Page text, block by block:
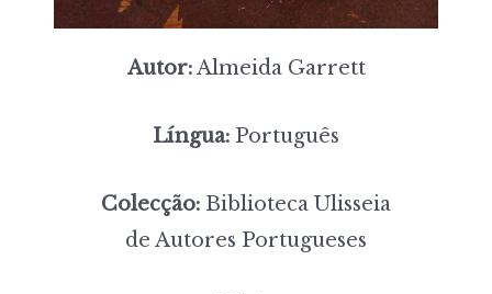
Autor:Almeida Garrett
Língua: Português
Colecção: Biblioteca Ulisseia
de Autores Portugueses